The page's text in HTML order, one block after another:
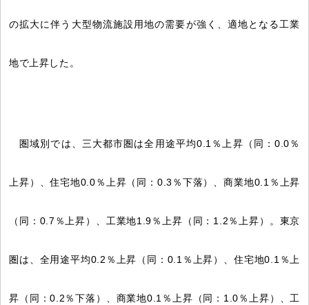
の拡大に伴う大型物流施設用地の需要が強く、適地となる工業
地で上昇した。
圏域別では、三大都市圏は全用途平均0.1％上昇（同：0.0％
上昇）、住宅地0.0％上昇（同：0.3％下落）、商業地0.1％上昇
（同：0.7％上昇）、工業地1.9％上昇（同：1.2％上昇）。東京
圏は、全用途平均0.2％上昇（同：0.1％上昇）、住宅地0.1％上
昇（同：0.2％下落）、商業地0.1％上昇（同：1.0％上昇）、工